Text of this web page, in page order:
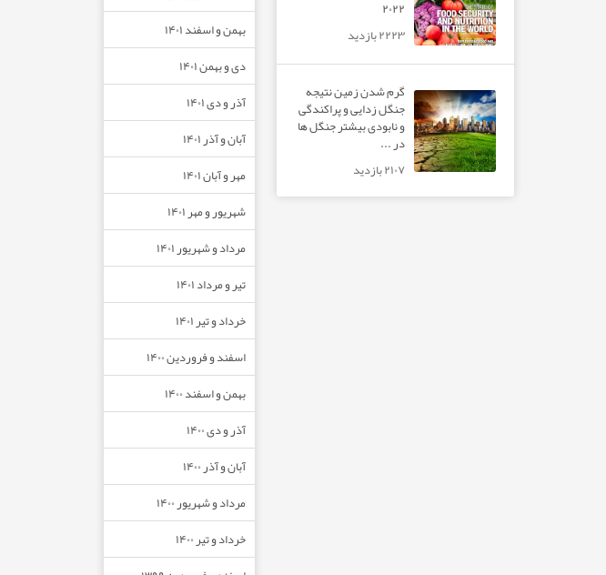
۲۰۲۲
۲۲۲۳ بازدید
گرم شدن زمین نتیجه
جنگل زدایی و پراکندگی
و نابودی بیشتر جنگل ها
در ...
۲۱۰۷ بازدید
بهمن و اسفند ۱۴۰۱
دی و بهمن ۱۴۰۱
آذر و دی ۱۴۰۱
آبان و آذر ۱۴۰۱
مهر و آبان ۱۴۰۱
شهریور و مهر ۱۴۰۱
مرداد و شهریور ۱۴۰۱
تیر و مرداد ۱۴۰۱
خرداد و تیر ۱۴۰۱
اسفند و فروردین ۱۴۰۰
بهمن و اسفند ۱۴۰۰
آذر و دی ۱۴۰۰
آبان و آذر ۱۴۰۰
مرداد و شهریور ۱۴۰۰
خرداد و تیر ۱۴۰۰